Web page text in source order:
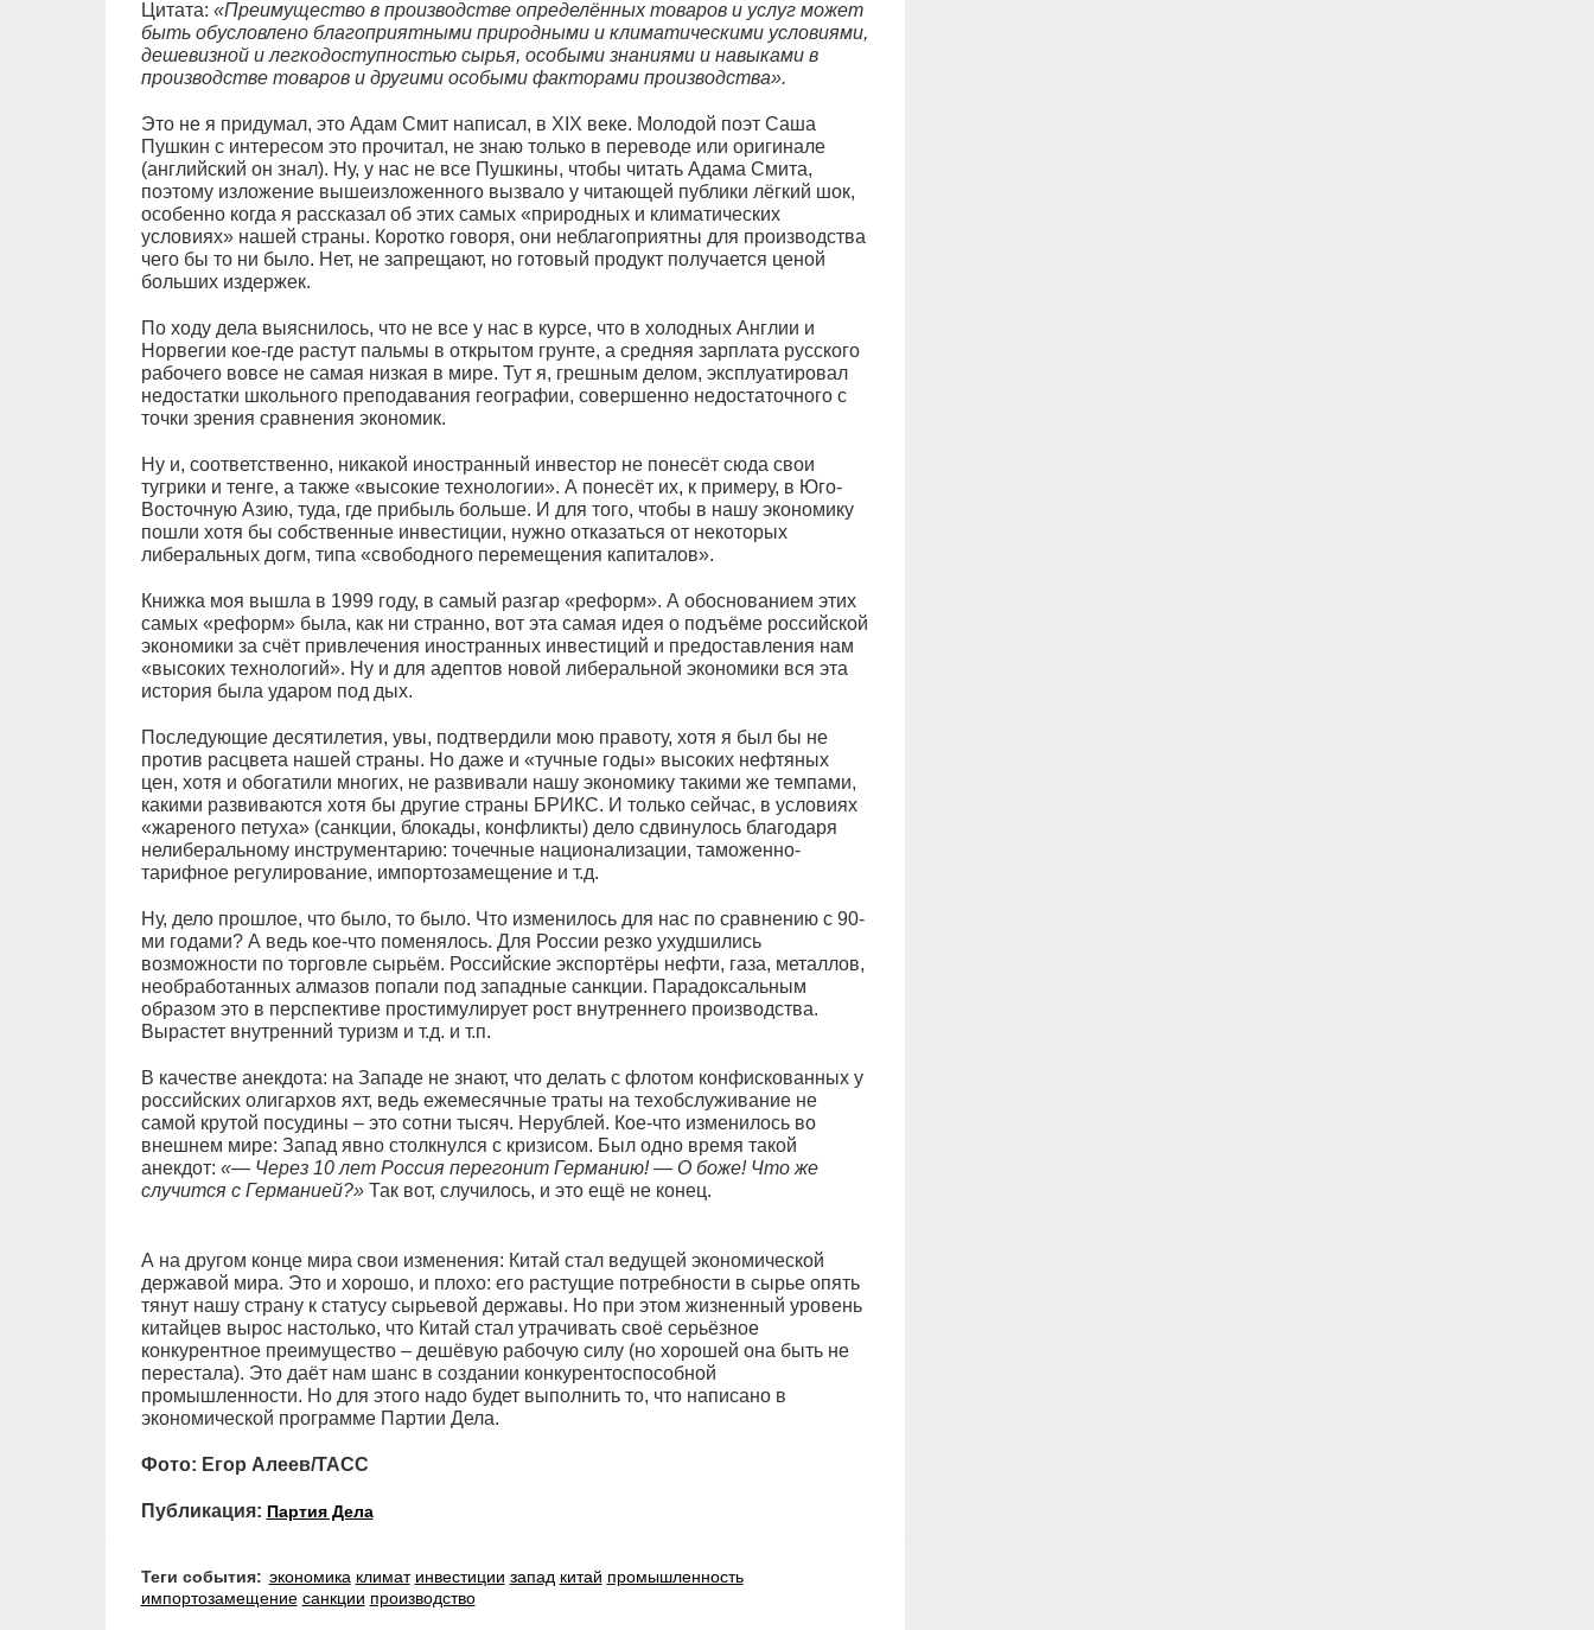
Цитата: «Преимущество в производстве определённых товаров и услуг может
быть обусловлено благоприятными природными и климатическими условиями,
дешевизной и легкодоступностью сырья, особыми знаниями и навыками в
производстве товаров и другими особыми факторами производства».
Это не я придумал, это Адам Смит написал, в XIX веке. Молодой поэт Саша
Пушкин с интересом это прочитал, не знаю только в переводе или оригинале
(английский он знал). Ну, у нас не все Пушкины, чтобы читать Адама Смита,
поэтому изложение вышеизложенного вызвало у читающей публики лёгкий шок,
особенно когда я рассказал об этих самых «природных и климатических
условиях» нашей страны. Коротко говоря, они неблагоприятны для производства
чего бы то ни было. Нет, не запрещают, но готовый продукт получается ценой
больших издержек.
По ходу дела выяснилось, что не все у нас в курсе, что в холодных Англии и
Норвегии кое-где растут пальмы в открытом грунте, а средняя зарплата русского
рабочего вовсе не самая низкая в мире. Тут я, грешным делом, эксплуатировал
недостатки школьного преподавания географии, совершенно недостаточного с
точки зрения сравнения экономик.
Ну и, соответственно, никакой иностранный инвестор не понесёт сюда свои
тугрики и тенге, а также «высокие технологии». А понесёт их, к примеру, в Юго-
Восточную Азию, туда, где прибыль больше. И для того, чтобы в нашу экономику
пошли хотя бы собственные инвестиции, нужно отказаться от некоторых
либеральных догм, типа «свободного перемещения капиталов».
Книжка моя вышла в 1999 году, в самый разгар «реформ». А обоснованием этих
самых «реформ» была, как ни странно, вот эта самая идея о подъёме российской
экономики за счёт привлечения иностранных инвестиций и предоставления нам
«высоких технологий». Ну и для адептов новой либеральной экономики вся эта
история была ударом под дых.
Последующие десятилетия, увы, подтвердили мою правоту, хотя я был бы не
против расцвета нашей страны. Но даже и «тучные годы» высоких нефтяных
цен, хотя и обогатили многих, не развивали нашу экономику такими же темпами,
какими развиваются хотя бы другие страны БРИКС. И только сейчас, в условиях
«жареного петуха» (санкции, блокады, конфликты) дело сдвинулось благодаря
нелиберальному инструментарию: точечные национализации, таможенно-
тарифное регулирование, импортозамещение и т.д.
Ну, дело прошлое, что было, то было. Что изменилось для нас по сравнению с 90-
ми годами? А ведь кое-что поменялось. Для России резко ухудшились
возможности по торговле сырьём. Российские экспортёры нефти, газа, металлов,
необработанных алмазов попали под западные санкции. Парадоксальным
образом это в перспективе простимулирует рост внутреннего производства.
Вырастет внутренний туризм и т.д. и т.п.
В качестве анекдота: на Западе не знают, что делать с флотом конфискованных у
российских олигархов яхт, ведь ежемесячные траты на техобслуживание не
самой крутой посудины – это сотни тысяч. Нерублей. Кое-что изменилось во
внешнем мире: Запад явно столкнулся с кризисом. Был одно время такой
анекдот: «— Через 10 лет Россия перегонит Германию! — О боже! Что же
случится с Германией?» Так вот, случилось, и это ещё не конец.
А на другом конце мира свои изменения: Китай стал ведущей экономической
державой мира. Это и хорошо, и плохо: его растущие потребности в сырье опять
тянут нашу страну к статусу сырьевой державы. Но при этом жизненный уровень
китайцев вырос настолько, что Китай стал утрачивать своё серьёзное
конкурентное преимущество – дешёвую рабочую силу (но хорошей она быть не
перестала). Это даёт нам шанс в создании конкурентоспособной
промышленности. Но для этого надо будет выполнить то, что написано в
экономической программе Партии Дела.
Фото: Егор Алеев/ТАСС
Публикация: Партия Дела
Теги события: экономика климат инвестиции запад китай промышленность
импортозамещение санкции производство